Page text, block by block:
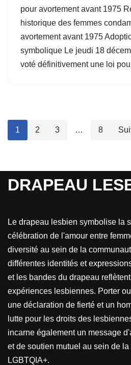
pour avortement avant 1975
historique des femmes
avortement avant 1975
symbolique Le jeudi 18
voté définitivement une loi
1 2 3 … 8
DRAPEAU
Le drapeau lesbien symbolise la
célébration de l'amour entre
diversité au sein de la
différentes identités et
et les bandes du drapeau
expériences lesbiennes. Porter
une déclaration de fierté et un
lutte pour les droits des
incarne également un message
et de soutien mutuel au sein de
LGBTQIA+.